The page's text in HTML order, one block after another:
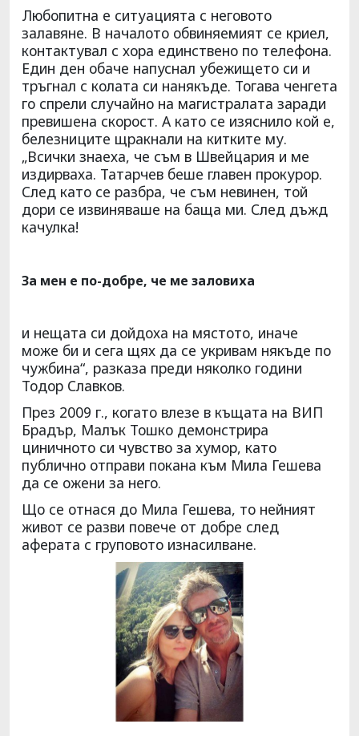
Любопитна е ситуацията с неговото
залавяне. В началото обвиняемият се криел,
контактувал с хора единствено по телефона.
Един ден обаче напуснал убежището си и
тръгнал с колата си нанякъде. Тогава ченгета
го спрели случайно на магистралата заради
превишена скорост. А като се изяснило кой е,
белезниците щракнали на китките му.
„Всички знаеха, че съм в Швейцария и ме
издирваха. Татарчев беше главен прокурор.
След като се разбра, че съм невинен, той
дори се извиняваше на баща ми. След дъжд
качулка!
За мен е по-добре, че ме заловиха
и нещата си дойдоха на мястото, иначе
може би и сега щях да се укривам някъде по
чужбина“, разказа преди няколко години
Тодор Славков.
През 2009 г., когато влезе в къщата на ВИП
Брадър, Малък Тошко демонстрира
циничното си чувство за хумор, като
публично отправи покана към Мила Гешева
да се ожени за него.
Що се отнася до Мила Гешева, то нейният
живот се разви повече от добре след
аферата с груповото изнасилване.